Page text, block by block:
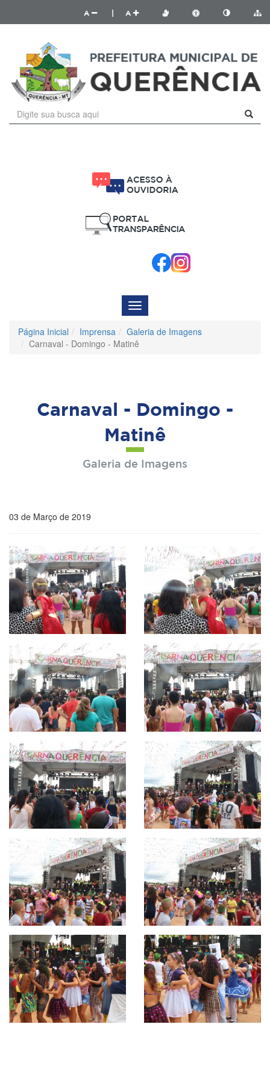
A A
Menu
de
Navegação
Página Inicial Imprensa
Galeria de Imagens
Carnaval - Domingo - Matinê
Carnaval - Domingo -
Matinê
Galeria de Imagens
03 de Março de 2019